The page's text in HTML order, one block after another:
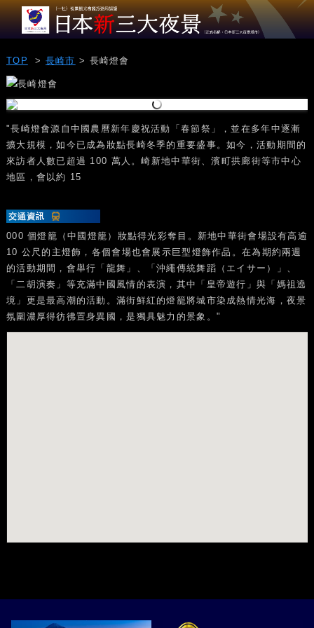
TOP > 長崎市 > 長崎燈會
"長崎燈會源自中國農曆新年慶祝活動「春節祭」，並在多年中逐漸
擴大規模，如今已成為妝點長崎冬季的重要盛事。如今，活動期間的
來訪者人數已超過 100 萬人。崎新地中華街、濱町拱廊街等市中心
地區，會以約 15
000 個燈籠（中國燈籠）妝點得光彩奪目。新地中華街會場設有高逾
10 公尺的主燈飾，各個會場也會展示巨型燈飾作品。在為期約兩週
的活動期間，會舉行「龍舞」、「沖繩傳統舞蹈（エイサー）」、
「二胡演奏」等充滿中國風情的表演，其中「皇帝遊行」與「媽祖遶
境」更是最高潮的活動。滿街鮮紅的燈籠將城市染成熱情光海，夜景
氛圍濃厚得彷彿置身異國，是獨具魅力的景象。"